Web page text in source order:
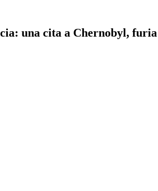
una cita a Chernobyl,